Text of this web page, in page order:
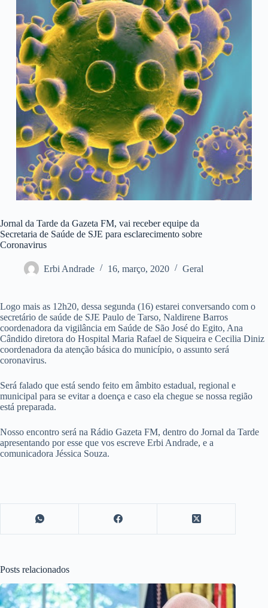
Jornal da Tarde da Gazeta FM, vai receber equipe da
Secretaria de Saúde de SJE para esclarecimento sobre
Coronavirus
Erbi Andrade 16, março, 2020 Geral
Logo mais as 12h20, dessa segunda (16) estarei conversando com o
secretário de saúde de SJE Paulo de Tarso, Naldirene Barros
coordenadora da vigilância em Saúde de São José do Egito, Ana
Cândido diretora do Hospital Maria Rafael de Siqueira e Cecilia Diniz
coordenadora da atenção básica do município, o assunto será
coronavirus.
Será falado que está sendo feito em âmbito estadual, regional e
municipal para se evitar a doença e caso ela chegue se nossa região
está preparada.
Nosso encontro será na Rádio Gazeta FM, dentro do Jornal da Tarde
apresentando por esse que vos escreve Erbi Andrade, e a
comunicadora Jéssica Souza.
Posts relacionados